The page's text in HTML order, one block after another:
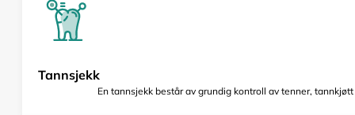
Tannsjekk
En tannsjekk består av grundig kontroll av tenner,